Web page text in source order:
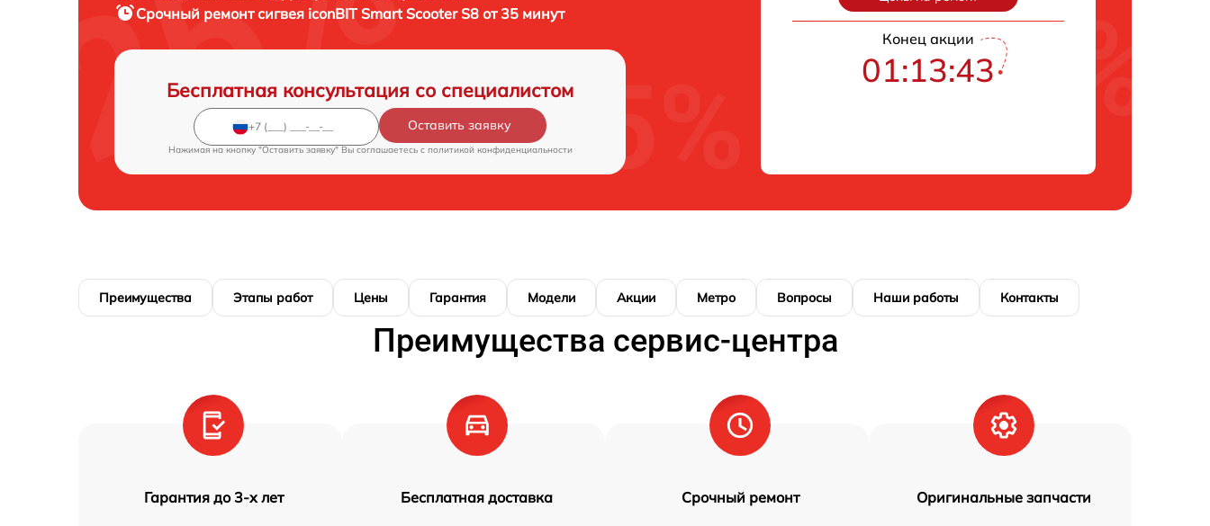
Срочный ремонтсигвея iconBIT Smart Scooter S8 от 35 минут
Бесплатная консультация со специалистом
Оставить заявку
Нажимая на кнопку "Оставить заявку" Вы соглашаетесь c политикой конфиденциальности
Конец акции
01:13:43
Преимущества Этапы работ Цены Гарантия Модели Акции Метро Вопросы Наши работы Контакты
Преимущества сервис-центра
Гарантия до 3-х лет Бесплатная доставка Срочный ремонт Оригинальные запчасти